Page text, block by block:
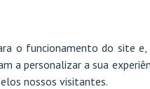
o funcionamento do site
a personalizar a sua
nossos visitantes.